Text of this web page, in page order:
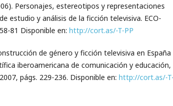
Personajes, estereotipos y representaciones
estudio y análisis de la ficción televisiva. ECO-
81 Disponible en: http://cort.as/-T-PP
de género y ficción televisiva en España
iberoamericana de comunicación y educación,
págs. 229-236. Disponible en: http://cort.as/-T-